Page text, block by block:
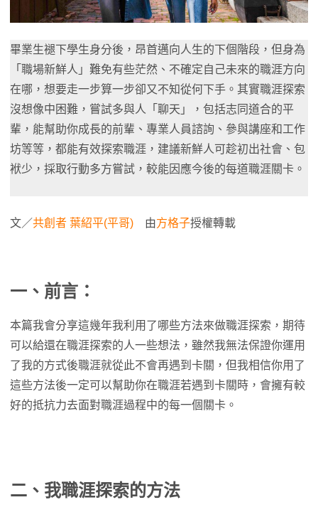
畢業生褪下學生身分後，昂首邁向人生的下個階段，但身為
「職場新鮮人」難免有些茫然、不確定自己未來的職涯方向
在哪，想要走一步算一步卻又不知從何下手。其實職涯探索
沒想像中困難，嘗試多與人「聊天」，包括志同道合的平
輩，能幫助你成長的前輩、專業人員諮詢、參與講座和工作
坊等等，都能有效探索職涯，建議新鮮人可趁初出社會、包
袱少，採取行動多方嘗試，較能因應今後的每道職涯關卡。
文／共創者 葉紹平(平哥) 由方格子授權轉載
一、前言：
本篇我會分享這幾年我利用了哪些方法來做職涯探索，期待
可以給還在職涯探索的人一些想法，雖然我無法保證你運用
了我的方式後職涯就從此不會再遇到卡關，但我相信你用了
這些方法後一定可以幫助你在職涯若遇到卡關時，會擁有較
好的抵抗力去面對職涯過程中的每一個關卡。
二、我職涯探索的方法